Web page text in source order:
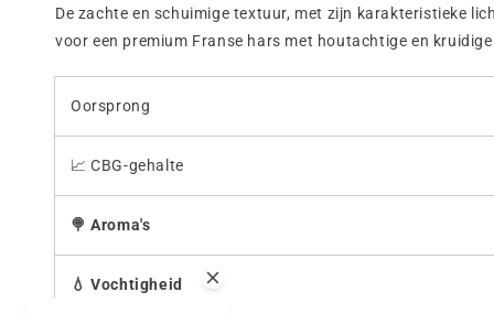
De zachte en schuimige textuur, met zijn karakteristieke
voor een premium Franse hars met houtachtige en
Oorsprong
📈 CBG-gehalte
🍭 Aroma's
💧 Vochtigheid